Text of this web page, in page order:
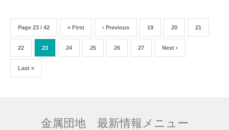
Page 23 / 42 « First ‹ Previous 19 20 21
22 23 24 25 26 27 Next ›
Last »
金属団地 最新情報メニュー